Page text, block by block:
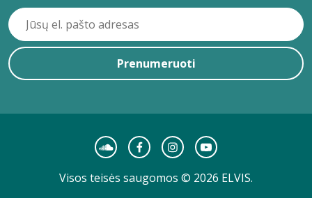
Prenumeruoti
Visos teisės saugomos © 2026 ELVIS.